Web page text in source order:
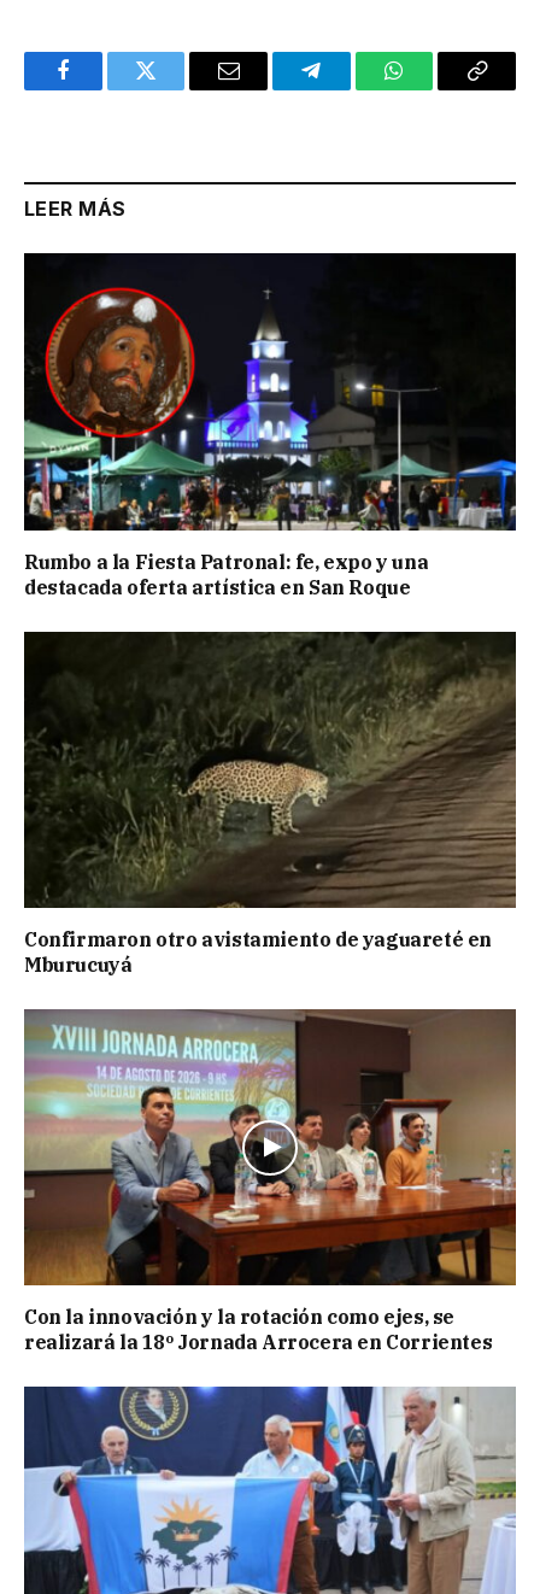
FacebookTwitter Email TelegramWhatsAppCopy
LEER MÁS
Rumbo a la Fiesta Patronal: fe, expo y una
destacada oferta artística en San Roque
Confirmaron otro avistamiento de yaguareté en
Mburucuyá
Con la innovación y la rotación como ejes, se
realizará la 18º Jornada Arrocera en Corrientes